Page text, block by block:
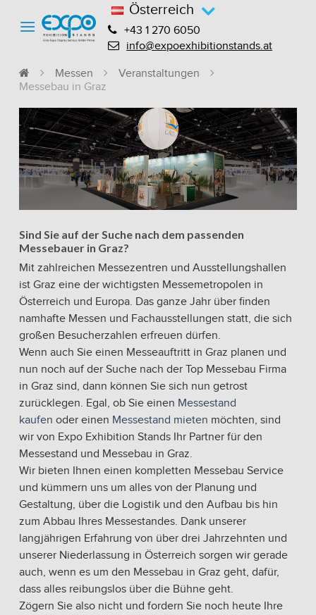
Österreich
+43 1 270 6050
info@expoexhibitionstands.at
Messen
Veranstaltungen
Messebau in Graz
Sind Sie auf der Suche nach dem passenden
Messebauer in Graz?
Mit zahlreichen Messezentren und Ausstellungshallen
ist Graz eine der wichtigsten Messemetropolen in
Österreich und Europa. Das ganze Jahr über finden
namhafte Messen und Fachausstellungen statt, die sich
großen Besucherzahlen erfreuen dürfen.
Wenn auch Sie einen Messeauftritt in Graz planen und
nun noch auf der Suche nach der Top Messebau Firma
in Graz sind, dann können Sie sich nun getrost
zurücklegen. Egal, ob Sie einen Messestand
kaufen oder einen Messestand mieten möchten, sind
wir von Expo Exhibition Stands Ihr Partner für den
Messestand und Messebau in Graz.
Wir bieten Ihnen einen kompletten Messebau Service
und kümmern uns um alles von der Planung und
Gestaltung, über die Logistik und den Aufbau bis hin
zum Abbau Ihres Messestandes. Dank unserer
langjährigen Erfahrung von über drei Jahrzehnten und
unserer Niederlassung in Österreich sorgen wir gerade
auch, wenn es um den Messebau in Graz geht, dafür,
dass alles reibungslos über die Bühne geht.
Zögern Sie also nicht und fordern Sie noch heute Ihre